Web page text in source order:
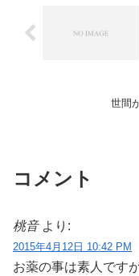
世間
コメント
桃音 より:
2015年4月12日 10:42 PM
お薬の事は素人ですが